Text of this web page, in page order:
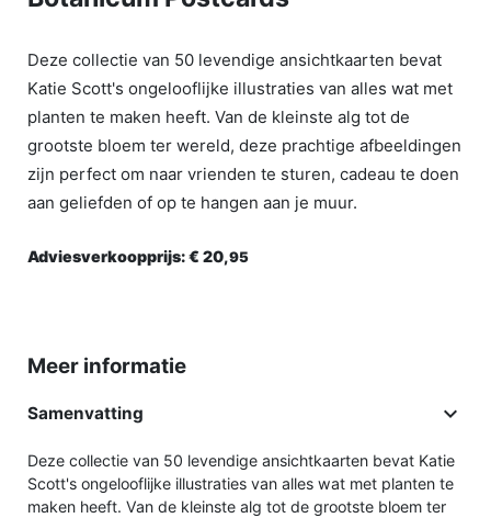
Deze collectie van 50 levendige ansichtkaarten bevat
Katie Scott's ongelooflijke illustraties van alles wat met
planten te maken heeft. Van de kleinste alg tot de
grootste bloem ter wereld, deze prachtige afbeeldingen
zijn perfect om naar vrienden te sturen, cadeau te doen
aan geliefden of op te hangen aan je muur.
Adviesverkoopprijs:€ 20,95
Meer informatie
Samenvatting 
Deze collectie van 50 levendige ansichtkaarten bevat Katie
Scott's ongelooflijke illustraties van alles wat met planten te
maken heeft. Van de kleinste alg tot de grootste bloem ter